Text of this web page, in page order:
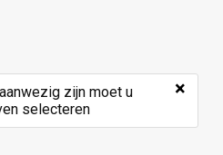
zijn moet u
selecteren
×